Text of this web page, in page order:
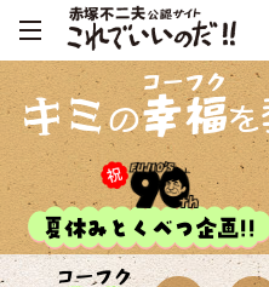
夏休みとくべつ企画!!
キミの幸福
コーフク
を
コーフク